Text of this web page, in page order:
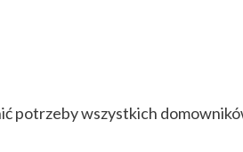
potrzeby wszystkich